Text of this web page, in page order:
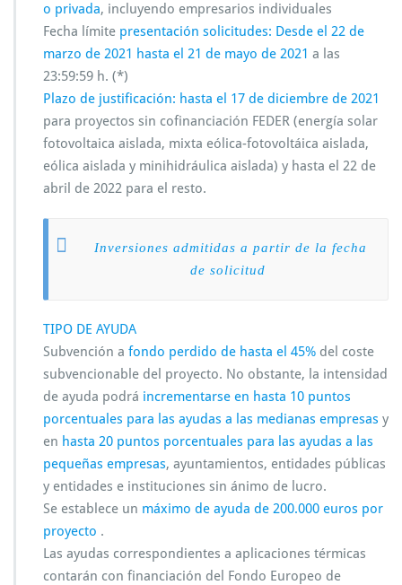
o privada, incluyendo empresarios individuales
Fecha límite presentación solicitudes: Desde el 22 de
marzo de 2021 hasta el 21 de mayo de 2021 a las
23:59:59 h. (*)
Plazo de justificación: hasta el 17 de diciembre de 2021
para proyectos sin cofinanciación FEDER (energía solar
fotovoltaica aislada, mixta eólica-fotovoltáica aislada,
eólica aislada y minihidráulica aislada) y hasta el 22 de
abril de 2022 para el resto.
Inversiones admitidas a partir de la fecha
de solicitud
TIPO DE AYUDA
Subvención a fondo perdido de hasta el 45% del coste
subvencionable del proyecto. No obstante, la intensidad
de ayuda podrá incrementarse en hasta 10 puntos
porcentuales para las ayudas a las medianas empresas y
en hasta 20 puntos porcentuales para las ayudas a las
pequeñas empresas, ayuntamientos, entidades públicas
y entidades e instituciones sin ánimo de lucro.
Se establece un máximo de ayuda de 200.000 euros por
proyecto .
Las ayudas correspondientes a aplicaciones térmicas
contarán con financiación del Fondo Europeo de